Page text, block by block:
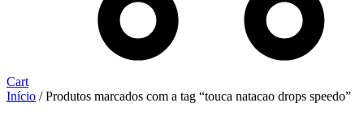
Cart
Início / Produtos marcados com a tag “touca natacao drops speedo”